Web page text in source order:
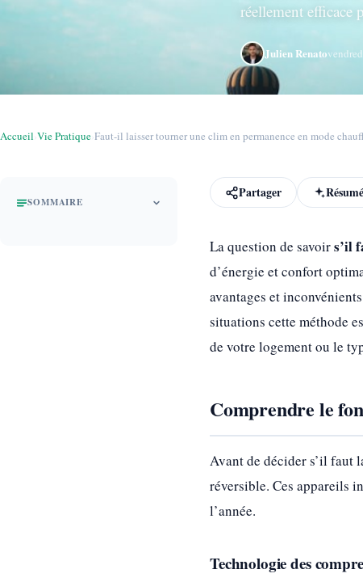
réellement efficace
Julien Renato
Accueil›Vie Pratique›Faut-il laisser tourner une clim en permanence en mode
SOMMAIRE
Partager
La question de savoirs’il
d’énergie et confort
avantages et
situations cette méthode
de votre logement ou le
Comprendre le
Avant de décider s’il faut
réversible. Ces appareils
l’année.
Technologie des